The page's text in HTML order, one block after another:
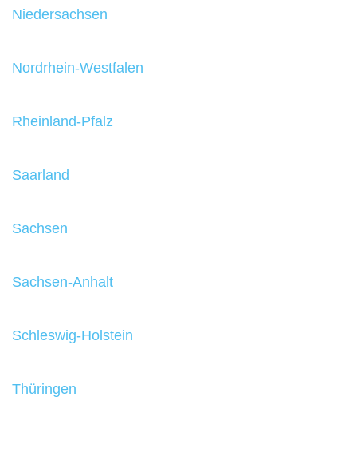
Niedersachsen
Nordrhein-Westfalen
Rheinland-Pfalz
Saarland
Sachsen
Sachsen-Anhalt
Schleswig-Holstein
Thüringen